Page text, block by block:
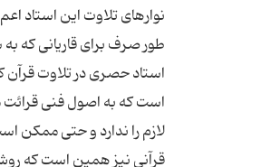
نوارهای تلاوت این استاد
طور صرف برای قاریانی كه
استاد حصری در تلاوت قرآن
است كه به اصول فنی قرائت
لازم را ندارد و حتی ممكن
قرآنی نیز همین است كه